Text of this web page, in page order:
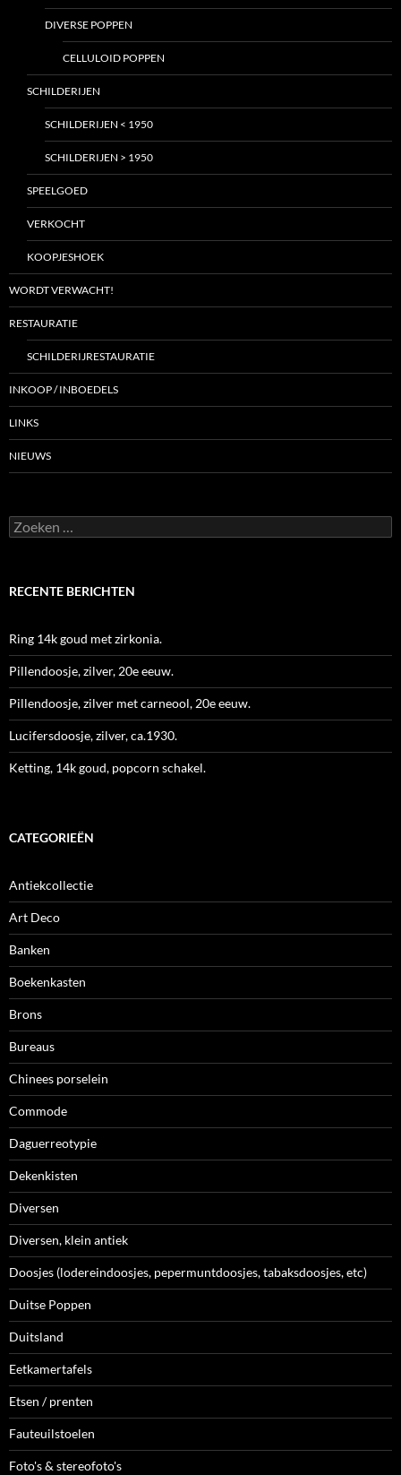
DIVERSE POPPEN
CELLULOID POPPEN
SCHILDERIJEN
SCHILDERIJEN < 1950
SCHILDERIJEN > 1950
SPEELGOED
VERKOCHT
KOOPJESHOEK
WORDT VERWACHT!
RESTAURATIE
SCHILDERIJRESTAURATIE
INKOOP / INBOEDELS
LINKS
NIEUWS
Zoeken
naar:
RECENTE BERICHTEN
Ring 14k goud met zirkonia.
Pillendoosje, zilver, 20e eeuw.
Pillendoosje, zilver met carneool, 20e eeuw.
Lucifersdoosje, zilver, ca.1930.
Ketting, 14k goud, popcorn schakel.
CATEGORIEËN
Antiekcollectie
Art Deco
Banken
Boekenkasten
Brons
Bureaus
Chinees porselein
Commode
Daguerreotypie
Dekenkisten
Diversen
Diversen, klein antiek
Doosjes (lodereindoosjes, pepermuntdoosjes, tabaksdoosjes, etc)
Duitse Poppen
Duitsland
Eetkamertafels
Etsen / prenten
Fauteuilstoelen
Foto's & stereofoto's